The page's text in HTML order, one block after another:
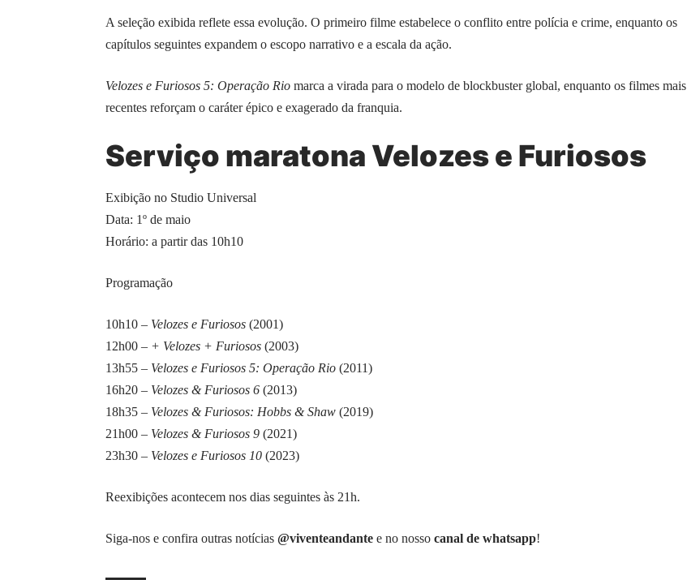
A seleção exibida reflete essa evolução. O primeiro filme estabelece o conflito entre polícia e crime, enquanto os
capítulos seguintes expandem o escopo narrativo e a escala da ação.
Velozes e Furiosos 5: Operação Rio marca a virada para o modelo de blockbuster global, enquanto os filmes mais
recentes reforçam o caráter épico e exagerado da franquia.
Serviço maratona Velozes e Furiosos
Exibição no Studio Universal
Data: 1º de maio
Horário: a partir das 10h10
Programação
10h10 – Velozes e Furiosos (2001)
12h00 – + Velozes + Furiosos (2003)
13h55 – Velozes e Furiosos 5: Operação Rio (2011)
16h20 – Velozes & Furiosos 6 (2013)
18h35 – Velozes & Furiosos: Hobbs & Shaw (2019)
21h00 – Velozes & Furiosos 9 (2021)
23h30 – Velozes e Furiosos 10 (2023)
Reexibições acontecem nos dias seguintes às 21h.
Siga-nos e confira outras notícias @viventeandante e no nosso canal de whatsapp!